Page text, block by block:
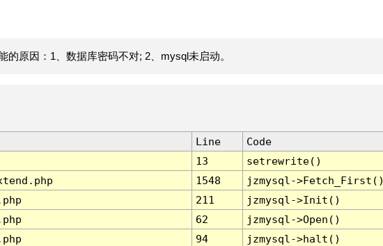
原因：1、数据库密码不对; 2、mysql未启动。
Line
Code
13
setrewrite()
1548
jzmysql-
211
jzmysql->Init()
62
jzmysql->Open()
94
jzmysql->halt()